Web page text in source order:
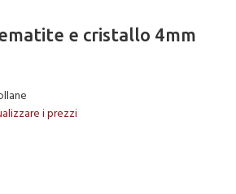
e cristallo 4mm
i prezzi